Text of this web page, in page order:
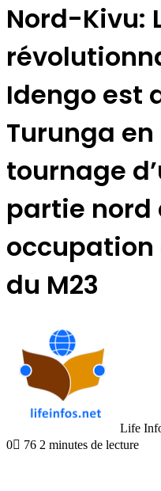
Nord-Kivu:
Idengo est
Turunga
tournage
partie nord
occupation
du M23
Life
0
76 2 minutes de lecture